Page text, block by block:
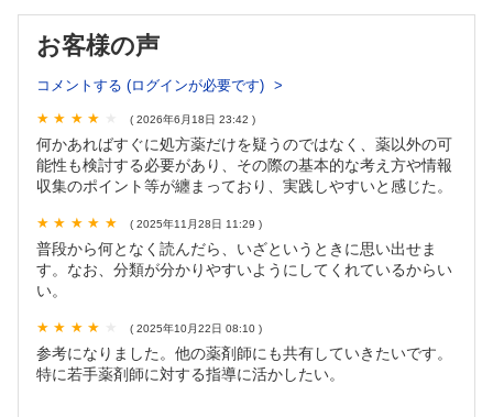
9．亜鉛がああええんや
10．CKD患者への帯状疱疹治療の選択肢
12．意図しないアルミニウム負荷
▽初診外来・救急編
1．怪我の悪化にセファレキシン
2．鼻炎薬の中断がショックにつながる！？
3．オーバードーズ
5．ステロイド軟膏で治らない皮疹
6．下痢止めが心臓を止める！？
7．“使える薬がない！？” アレルギー歴に翻弄
9．新型コロナウイルス治療薬の相互作用
10．“効かない薬”を渡し続けていませんか？
処方カスケード編 治療方針を見直したいリスク未評価な
お客様の声
コメントする (ログインが必要です)
( 2026年6月18日 23:42 )
何かあればすぐに処方薬だけを疑うのではなく、薬以外の可
能性も検討する必要があり、その際の基本的な考え方や情報
収集のポイント等が纏まっており、実践しやすいと感じた。
( 2025年11月28日 11:29 )
普段から何となく読んだら、いざというときに思い出せま
す。なお、分類が分かりやすいようにしてくれているからい
い。
( 2025年10月22日 08:10 )
参考になりました。他の薬剤師にも共有していきたいです。
特に若手薬剤師に対する指導に活かしたい。